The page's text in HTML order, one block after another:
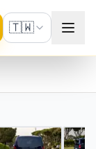
🇹🇼
1 / 17